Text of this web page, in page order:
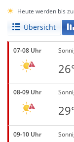
Heute werden bis
Übersicht
07-08 Uhr
08-09 Uhr
09-10 Uhr